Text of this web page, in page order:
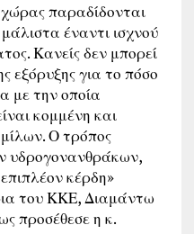
παραδίδονται
έναντι ισχνού
Κανείς δεν μπορεί
εξόρυξης για το πόσο
με την οποία
κομμένη και
Ο τρόπος
υδρογονανθράκων,
κέρδη»
του ΚΚΕ, Διαμάντω
προσέθεσε η κ.